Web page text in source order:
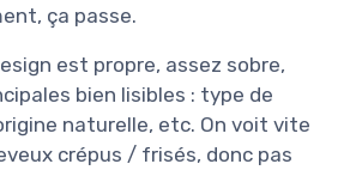
ça passe.
est propre, assez sobre,
bien lisibles : type de
naturelle, etc. On voit vite
crépus / frisés, donc pas